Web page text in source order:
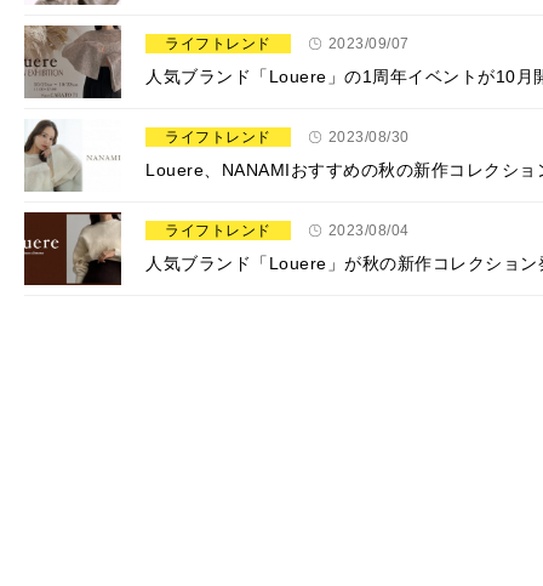
ライフトレンド 2023/09/07
人気ブランド「Louere」の1周年イベントが10
ライフトレンド 2023/08/30
Louere、NANAMIおすすめの秋の新作コレクショ
ライフトレンド 2023/08/04
人気ブランド「Louere」が秋の新作コレクショ